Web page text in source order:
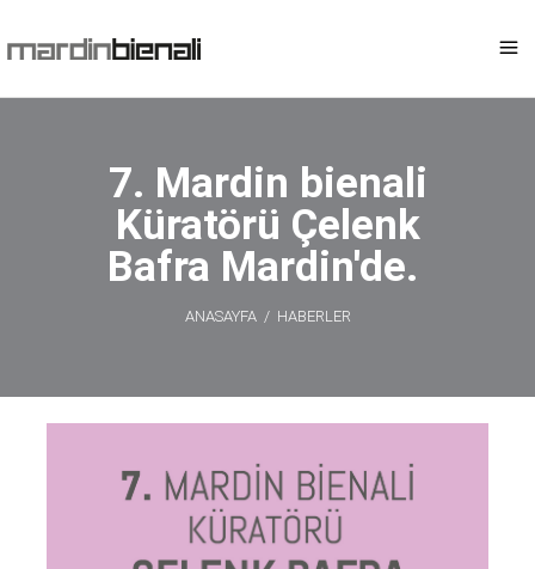
7. Mardin bienali
Küratörü Çelenk
Bafra Mardin'de.
ANASAYFA/ HABERLER